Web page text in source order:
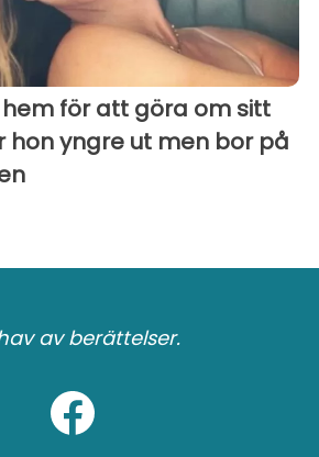
hem för att göra om sitt
hon yngre ut men bor på
av berättelser.